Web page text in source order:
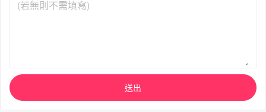
送出